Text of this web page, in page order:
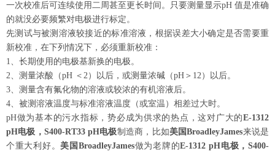
一次校准后可连续使用二周甚至更长时间。只要测量显示pH 值是准确
的就没必要频繁对电极进行标定。
先测试与被测溶液较接近的标准溶液，根据误差大小确定是否需要重
新校准，在下列情况下，必须重新校准：
1、长期使用的电极基新换的电极。
2、测量浓酸（pH ＜ 2）以后，或测量浓碱（pH ＞ 12）以后。
3、测量含有氟化物的溶液或较浓的有机溶液后。
4、被测溶液温度与标准溶液温度（或室温）相差过大时。
pH做为基本的污水指标 ，势必成为供求的热 点，这对广大的E-1312
pH电极 ， S400-RT33 pH电极制造商，比如美国BroadleyJames来说是
个重大利好。美国 BroadleyJames做为老牌的E-1312 pH电极 ，S400-